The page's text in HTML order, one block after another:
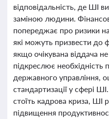
відповідальність, де ШІ
заміною людини.
попереджає про ризики
які можуть призвести до
якщо очікувана віддача
підкреслює необхідність
державного управління,
стандартизації у сфері
стоїть кадрова криза, ШІ
підвищення